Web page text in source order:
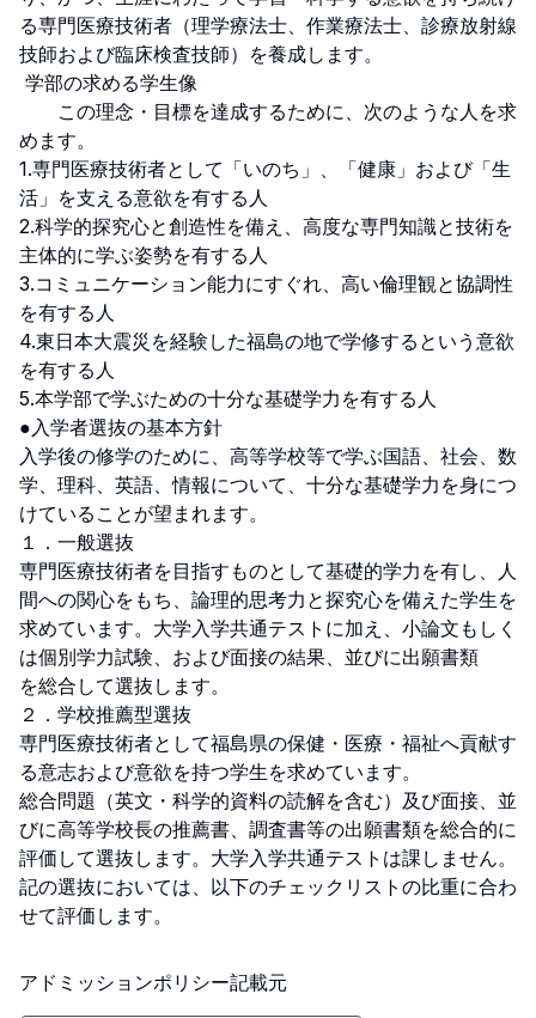
る専門医療技術者（理学療法士、作業療法士、診療放射線
技師および臨床検査技師）を養成します。
この理念・目標を達成するために、次のような人を求
めます。
1.専門医療技術者として「いのち」、「健康」および「生
活」を支える意欲を有する人
2.科学的探究心と創造性を備え、高度な専門知識と技術を
主体的に学ぶ姿勢を有する人
3.コミュニケーション能力にすぐれ、高い倫理観と協調性
を有する人
4.東日本大震災を経験した福島の地で学修するという意欲
を有する人
5.本学部で学ぶための十分な基礎学力を有する人
●入学者選抜の基本方針
入学後の修学のために、高等学校等で学ぶ国語、社会、数
学、理科、英語、情報について、十分な基礎学力を身につ
けていることが望まれます。
１．一般選抜
専門医療技術者を目指すものとして基礎的学力を有し、人
間への関心をもち、論理的思考力と探究心を備えた学生を
求めています。大学入学共通テストに加え、小論文もしく
は個別学力試験、および面接の結果、並びに出願書類
を総合して選抜します。
２．学校推薦型選抜
専門医療技術者として福島県の保健・医療・福祉へ貢献す
る意志および意欲を持つ学生を求めています。
総合問題（英文・科学的資料の読解を含む）及び面接、並
びに高等学校長の推薦書、調査書等の出願書類を総合的に
評価して選抜します。大学入学共通テストは課しません。
記の選抜においては、以下のチェックリストの比重に合わ
せて評価します。
アドミッションポリシー記載元